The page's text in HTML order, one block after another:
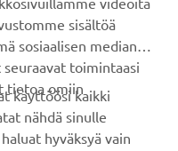
tietää, miten
ja evästeet -sivustolta
toimintaasi
tietoa omiin
käyttöösi kaikki
nähdä sinulle
hyväksyä vain
asetuksiasi ja
sivustolla